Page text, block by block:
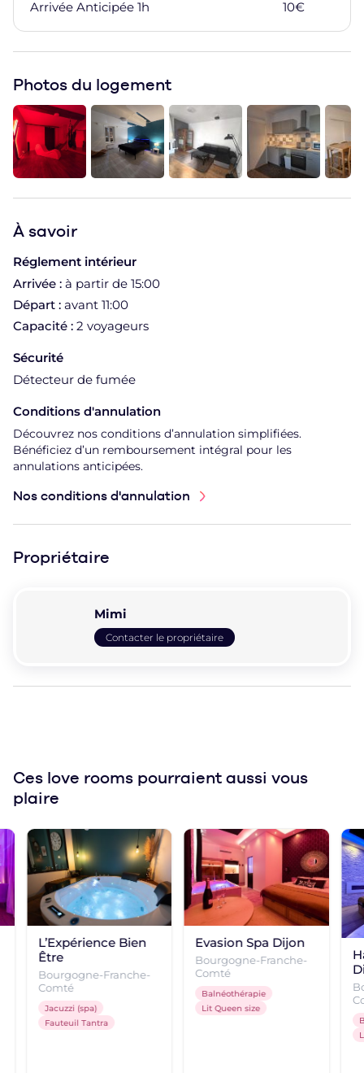
Arrivée Anticipée 1h
10€
Photos du logement
À savoir
Réglement intérieur
Arrivée : à partir de 15:00
Départ : avant 11:00
Capacité : 2 voyageurs
Sécurité
Détecteur de fumée
Conditions d'annulation
Découvrez nos conditions d’annulation simplifiées.
Bénéficiez d’un remboursement intégral pour les
annulations anticipées.
Nos conditions d'annulation
Propriétaire
Mimi
Contacter le propriétaire
Ces love rooms pourraient aussi vous
plaire
L’Expérience Bien
Être
Bourgogne-Franche-
Comté
Jacuzzi (spa)
Fauteuil Tantra
Evasion Spa Dijon
Bourgogne-Franche-
Comté
Balnéothérapie
Lit Queen size